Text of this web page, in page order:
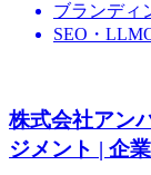
ブランディ
SEО・
株式会社アン
ジメント | 企